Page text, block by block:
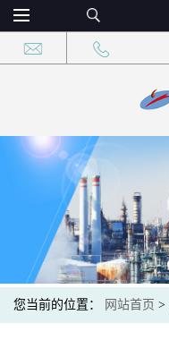
您当前的位置： 网站首页 >